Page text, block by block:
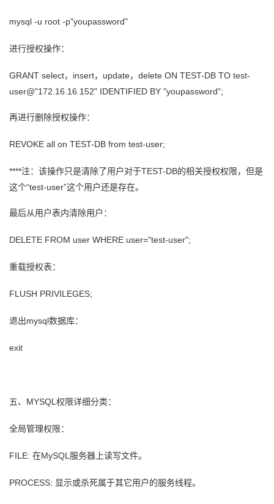
mysql -u root -p"youpassword"
进行授权操作：
GRANT select，insert，update，delete ON TEST-DB TO test-
user@"172.16.16.152" IDENTIFIED BY "youpassword";
再进行删除授权操作：
REVOKE all on TEST-DB from test-user;
****注：该操作只是清除了用户对于TEST-DB的相关授权权限，但是
这个“test-user”这个用户还是存在。
最后从用户表内清除用户：
DELETE FROM user WHERE user="test-user";
重载授权表：
FLUSH PRIVILEGES;
退出mysql数据库：
exit
五、MYSQL权限详细分类：
全局管理权限：
FILE: 在MySQL服务器上读写文件。
PROCESS: 显示或杀死属于其它用户的服务线程。